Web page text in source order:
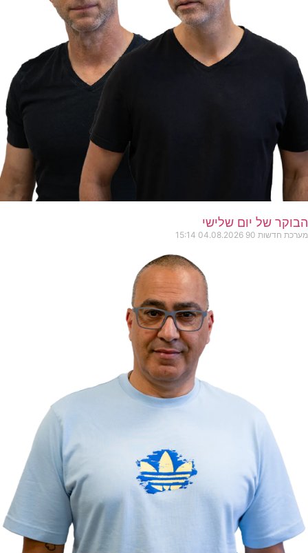
הבוקר של יום שלישי
מערכת חדשות 90 04.08.2026
15:14